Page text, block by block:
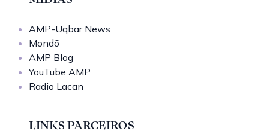
AMP-Uqbar News
Mondō
AMP Blog
YouTube AMP
Radio Lacan
LINKS PARCEIROS